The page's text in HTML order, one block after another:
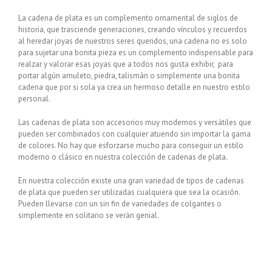
La cadena de plata es un complemento ornamental de siglos de
historia, que trasciende generaciones, creando vínculos y recuerdos
al heredar joyas de nuestros seres queridos, una cadena no es solo
para sujetar una bonita pieza es un complemento indispensable para
realzar y valorar esas joyas que a todos nos gusta exhibir, para
portar algún amuleto, piedra, talismán o simplemente una bonita
cadena que por si sola ya crea un hermoso detalle en nuestro estilo
personal.
Las cadenas de plata son accesorios muy modernos y versátiles que
pueden ser combinados con cualquier atuendo sin importar la gama
de colores. No hay que esforzarse mucho para conseguir un estilo
moderno o clásico en nuestra colección de cadenas de plata.
En nuestra colección existe una gran variedad de tipos de cadenas
de plata que pueden ser utilizadas cualquiera que sea la ocasión.
Pueden llevarse con un sin fin de variedades de colgantes o
simplemente en solitario se verán genial.